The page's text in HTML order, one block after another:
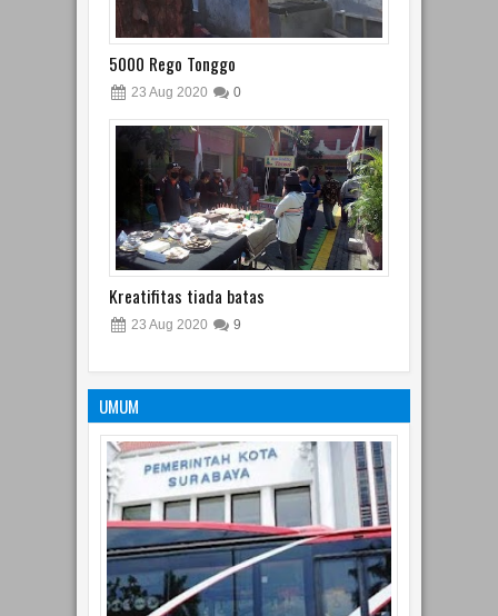
5000 Rego Tonggo
23 Aug 2020
Kreatifitas tiada batas
23
UMUM